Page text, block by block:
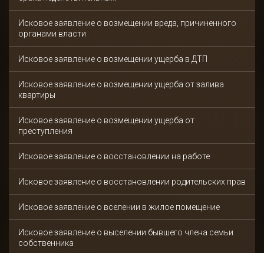
Исковое заявление о возмещении вреда, причиненного
органами власти
Исковое заявление о возмещении ущерба в ДТП
Исковое заявление о возмещении ущерба от залива
квартиры
Исковое заявление о возмещении ущерба от
преступления
Исковое заявление о восстановлении на работе
Исковое заявление о восстановлении родительских прав
Исковое заявление о вселении в жилое помещение
Исковое заявление о выселении бывшего члена семьи
собственника